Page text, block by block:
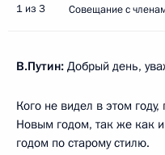
1 из 3 Совещание с
В.Путин: Добрый день,
Кого не видел в этом
Новым годом, так же как
годом по старому стилю.